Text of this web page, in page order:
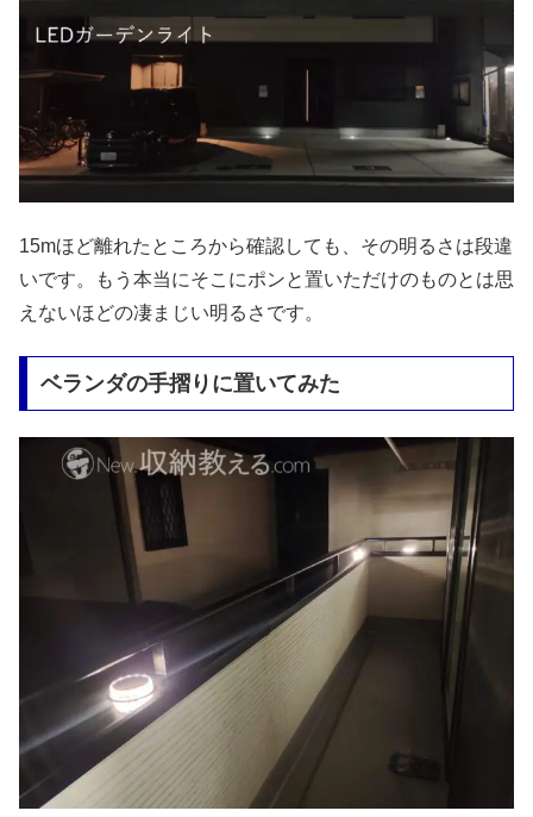
15mほど離れたところから確認しても、その明るさは段違
いです。もう本当にそこにポンと置いただけのものとは思
えないほどの凄まじい明るさです。
ベランダの手摺りに置いてみた